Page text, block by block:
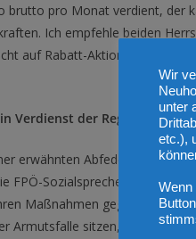
brutto pro Monat verdient, der
Ich empfehle beiden
auf Rabatt-Aktionen und
Verdienst der Regierung
erwähnten Abfederungen
FPÖ-Sozialsprecherin klar.
Maßnahmen gegen die
Armutsfalle sitzen, aus der sie
Wir
unter
etc.),
Wenn